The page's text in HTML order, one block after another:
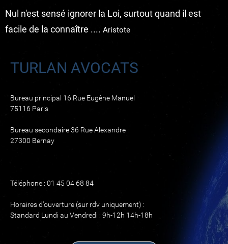
Nul n'est sensé ignorer la Loi, surtout quand il est
facile de la connaître .... Aristote
TURLAN AVOCATS
Bureau principal 16 Rue Eugène Manuel
75116 Paris
Bureau secondaire 36 Rue Alexandre
27300 Bernay
Téléphone : 01 45 04 68 84
Horaires d'ouverture (sur rdv uniquement) :
Standard Lundi au Vendredi : 9h-12h 14h-18h